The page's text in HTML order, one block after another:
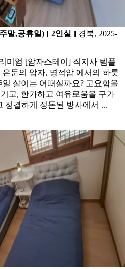
말,공휴일) [ 2인실 ] 경북, 2025-
미엄 [암자스테이] 직지사 템플
둔의 암자, 명적암 에서의 하룻
살이는 어떠실까요? 고요함을
고, 한가하고 여유로움을 구가
정결하게 정돈된 방사에서 ...